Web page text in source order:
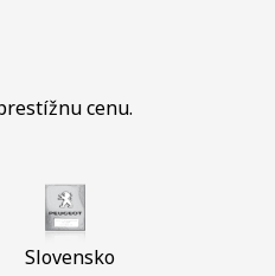
cenu.
Slovensko